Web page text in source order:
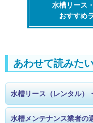
水槽リース
おすすめ
あわせて読みた
水槽リース（レンタル）
水槽メンテナンス業者の